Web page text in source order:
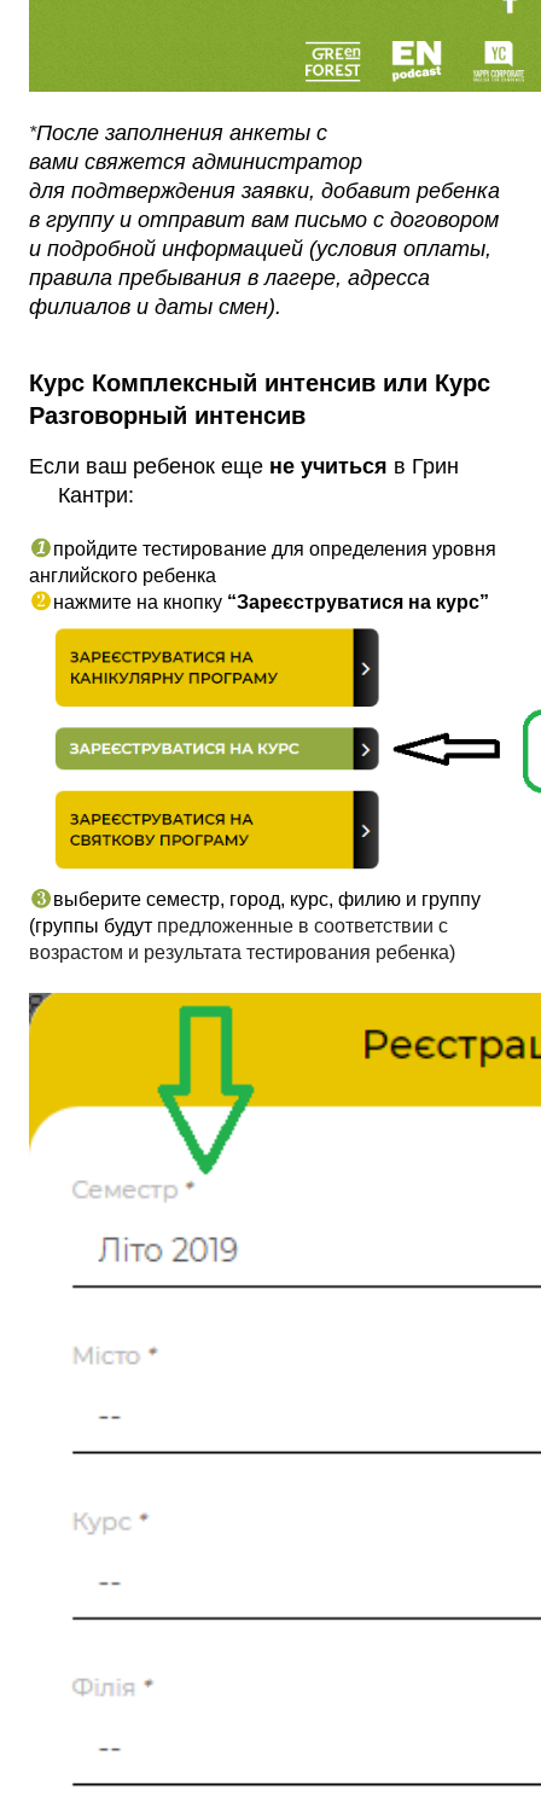
*После заполнения анкеты с
вами свяжется администратор
для подтверждения заявки, добавит ребенка
в группу и отправит вам письмо с договором
и подробной информацией (условия оплаты,
правила пребывания в лагере, адресса
филиалов и даты смен).
Курс Комплексный интенсив или Курс
Разговорный интенсив
Если ваш ребенок еще не учиться в Грин
Кантри:
пройдите тестирование для определения уровня
английского ребенка
нажмите на кнопку “Зареєструватися на курс”
выберите семестр, город, курс, филию и группу
(группы будут предложенные в соответствии с
возрастом и результата тестирования ребенка)